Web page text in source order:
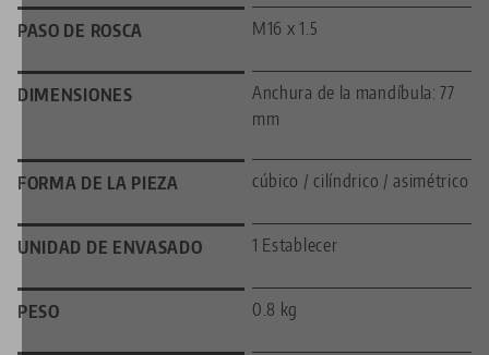
PASO DE ROSCA M16 x 1.5
DIMENSIONES
Anchura de la mandíbula: 77
mm
FORMA DE LA PIEZA cúbico / cilíndrico / asimétrico
UNIDAD DE ENVASADO 1 Establecer
PESO 0.8 kg